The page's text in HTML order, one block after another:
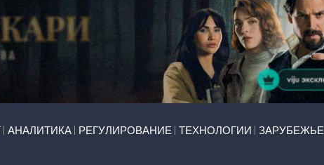
АНАЛИТИКА РЕГУЛИРОВАНИЕ ТЕХНОЛОГИИ ЗАРУБЕЖЬЕ